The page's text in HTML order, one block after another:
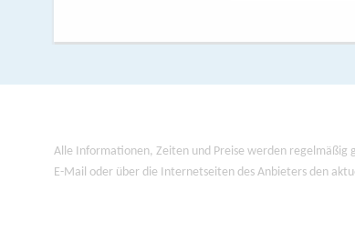
Alle Informationen, Zeiten und Preise werden
E-Mail oder über die Internetseiten des Anbieters den